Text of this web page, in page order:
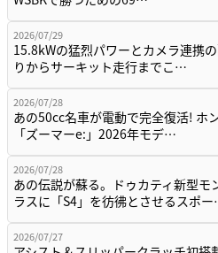
2026/07/29
15.8kWの猛烈パワーとカメラ連携
りからサーキット走行までこ…
2026/07/28
あの50cc名車が電動で完全復活! ホ
「ズーマーe:」2026年モデ…
2026/07/28
あの伝説が蘇る。ドゥカティ新型モ
ラスに「S4」を彷彿とさせるスポー…
2026/07/27
アシスト＆スリッパークラッチ初搭
すさ倍増。 ロイヤルエンフィール